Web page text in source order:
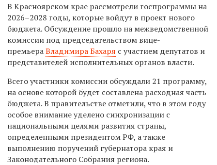
В Красноярском крае рассмотрели госпрограммы на
2026–2028 годы, которые войдут в проект нового
бюджета. Обсуждение прошло на межведомственной
комиссии под председательством вице-
премьераВладимира Бахаря с участием депутатов и
представителей исполнительных органов власти.
Всего участники комиссии обсуждали 21 программу,
на основе которой будет составлена расходная часть
бюджета. В правительстве отметили, что в этом году
особое внимание уделено синхронизации с
национальными целями развития страны,
определенными президентом РФ, а также
выполнению поручений губернатора края и
Законодательного Собрания региона.